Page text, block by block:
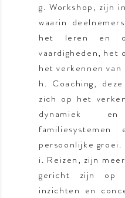
g. Workshop, zijn
waarin
het leren en
vaardigheden, het
het verkennen van
h. Coaching,
zich op het
dynamiek
persoonlijke groei.
i. Reizen, zijn
gericht zijn op
inzichten en